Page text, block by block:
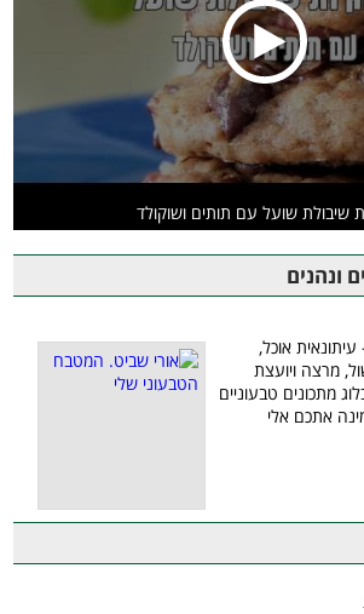
שיבולת שועל עם תותים ושוקולד
ונהנים
עיתונאית אוכל,
מרצה ויועצת
מתכונים טבעוניים
אתכם אלי